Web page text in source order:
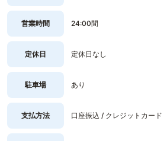
営業時間 24:00間
定休日 定休日なし
駐車場 あり
支払方法 口座振込 / クレジットカード